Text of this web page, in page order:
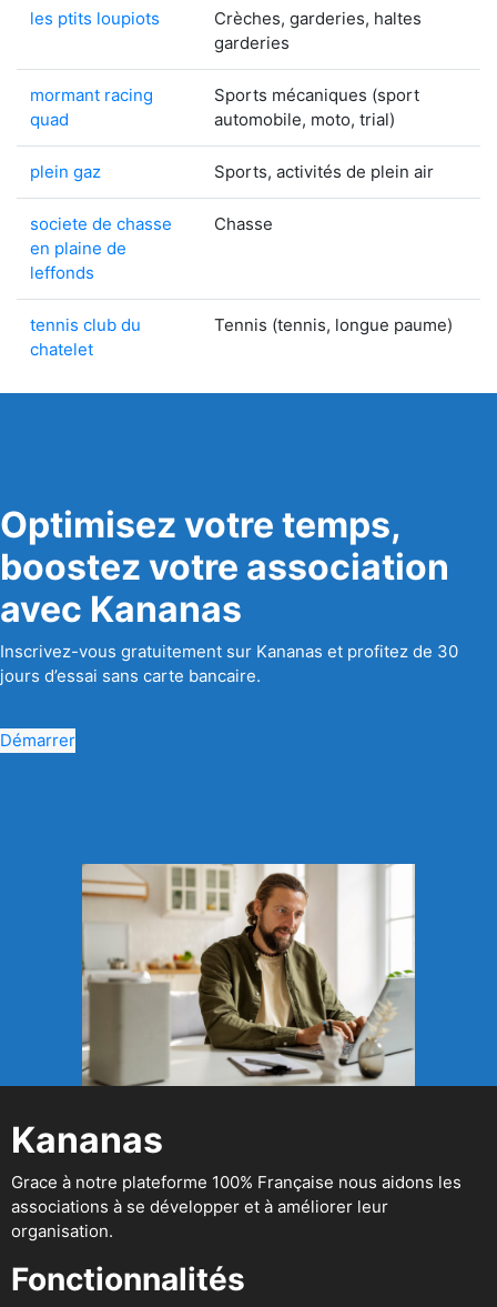
les ptits loupiots
Crèches, garderies, haltes
garderies
mormant racing
quad
Sports mécaniques (sport
automobile, moto, trial)
plein gaz Sports, activités de plein air
societe de chasse
en plaine de
leffonds
Chasse
tennis club du
chatelet
Tennis (tennis, longue paume)
Optimisez votre temps,
boostez votre association
avec Kananas
Inscrivez-vous gratuitement sur Kananas et profitez de 30
jours d’essai sans carte bancaire.
Démarrer
Kananas
Grace à notre plateforme 100% Française nous aidons les
associations à se développer et à améliorer leur
organisation.
Fonctionnalités